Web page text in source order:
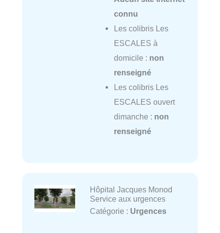
connu
Les colibris Les
ESCALES à
domicile : non
renseigné
Les colibris Les
ESCALES ouvert
dimanche : non
renseigné
Hôpital Jacques Monod
Service aux urgences
Catégorie : Urgences